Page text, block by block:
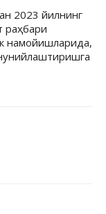
2023 йилнинг
раҳбари
намойишларида,